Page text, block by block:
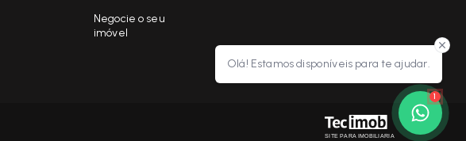
Olá! Estamos disponíveis para te ajudar.
1
Negocie o seu
imóvel
SITE PARA IMOBILIARIA